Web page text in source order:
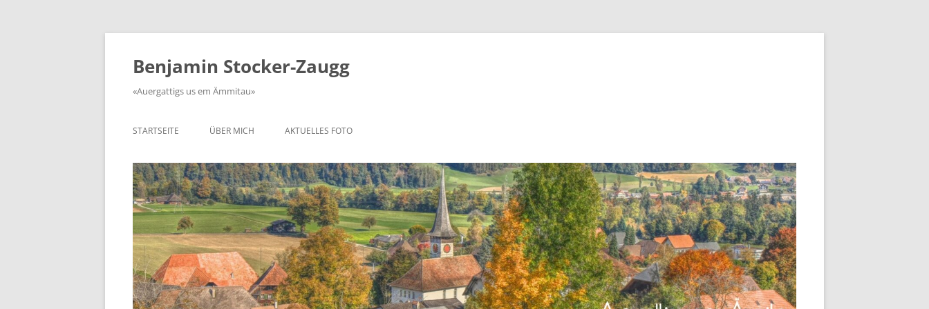
Zum
springen
Benjamin Stocker-Zaugg
«Auergattigs us em Ämmitau»
STARTSEITE ÜBER MICH AKTUELLES FOTO